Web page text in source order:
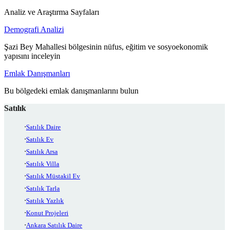
Analiz ve Araştırma Sayfaları
Demografi Analizi
Şazi Bey Mahallesi bölgesinin nüfus, eğitim ve sosyoekonomik
yapısını inceleyin
Emlak Danışmanları
Bu bölgedeki emlak danışmanlarını bulun
Satılık
Satılık Daire
Satılık Ev
Satılık Arsa
Satılık Villa
Satılık Müstakil Ev
Satılık Tarla
Satılık Yazlık
Konut Projeleri
Ankara Satılık Daire